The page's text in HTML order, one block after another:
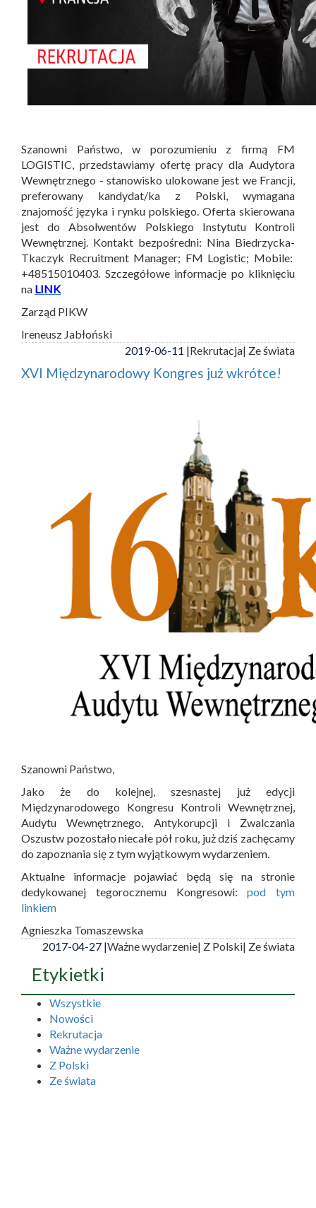
Szanowni Państwo, w porozumieniu z firmą FM
LOGISTIC, przedstawiamy ofertę pracy dla Audytora
Wewnętrznego - stanowisko ulokowane jest we Francji,
preferowany kandydat/ka z Polski, wymagana
znajomość języka i rynku polskiego. Oferta skierowana
jest do Absolwentów Polskiego Instytutu Kontroli
Wewnętrznej. Kontakt bezpośredni: Nina Biedrzycka-
Tkaczyk Recruitment Manager; FM Logistic; Mobile:
+48515010403. Szczegółowe informacje po kliknięciu
na LINK
Zarząd PIKW
Ireneusz Jabłoński
2019-06-11 |Rekrutacja| Ze świata
XVI Międzynarodowy Kongres już wkrótce!
Szanowni Państwo,
Jako że do kolejnej, szesnastej już edycji
Międzynarodowego Kongresu Kontroli Wewnętrznej,
Audytu Wewnętrznego, Antykorupcji i Zwalczania
Oszustw pozostało niecałe pół roku, już dziś zachęcamy
do zapoznania się z tym wyjątkowym wydarzeniem.
Aktualne informacje pojawiać będą się na stronie
dedykowanej tegorocznemu Kongresowi:pod tym
linkiem
Agnieszka Tomaszewska
2017-04-27 |Ważne wydarzenie| Z Polski| Ze świata
Etykietki
Wszystkie
Nowości
Rekrutacja
Ważne wydarzenie
Z Polski
Ze świata